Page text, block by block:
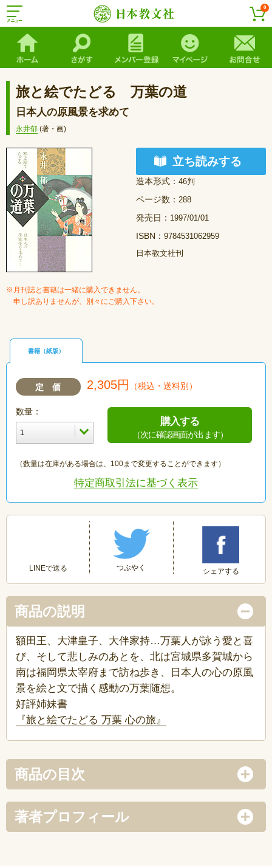
0
旅と絵でたどる 万葉の道
日本人の原風景を求めて
永井郁 (著・画)
立ち読みする
造本形式： 46判
ページ数： 288
発売日： 1997/01/01
ISBN： 9784531062959
日本教文社刊
※月刊誌と書籍は一緒に購入できません。
申し訳ありませんが、別々にご購入下さい。
書籍（紙版）
定 価 2,305円 （税込・送料別）
数量：
購入する
（次に確認画面が出ます）
（数量は在庫がある場合は、100まで変更することができます）
特定商取引法に基づく表示
LINEで送る つぶやく シェアする
商品の説明
額田王、大津皇子、大伴家持…万葉人が詠う愛と喜
び、そして悲しみのあとを、北は宮城県多賀城から
南は福岡県太宰府まで訪ね歩き、日本人の心の原風
景を絵と文で描く感動の万葉随想。
好評姉妹書
『旅と絵でたどる 万葉 心の旅』
商品の目次
著者プロフィール